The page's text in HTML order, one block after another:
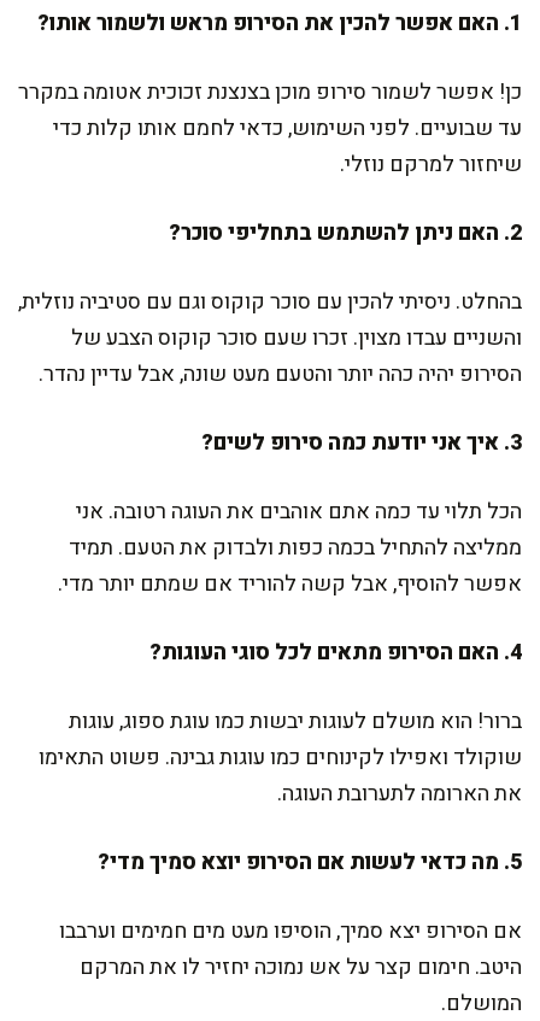
1. האם אפשר להכין את הסירופ מראש ולשמור אותו?
כן! אפשר לשמור סירופ מוכן בצנצנת זכוכית אטומה במקרר
עד שבועיים. לפני השימוש, כדאי לחמם אותו קלות כדי
שיחזור למרקם נוזלי.
2. האם ניתן להשתמש בתחליפי סוכר?
בהחלט. ניסיתי להכין עם סוכר קוקוס וגם עם סטיביה נוזלית,
והשניים עבדו מצוין. זכרו שעם סוכר קוקוס הצבע של
הסירופ יהיה כהה יותר והטעם מעט שונה, אבל עדיין נהדר.
3. איך אני יודעת כמה סירופ לשים?
הכל תלוי עד כמה אתם אוהבים את העוגה רטובה. אני
ממליצה להתחיל בכמה כפות ולבדוק את הטעם. תמיד
אפשר להוסיף, אבל קשה להוריד אם שמתם יותר מדי.
4. האם הסירופ מתאים לכל סוגי העוגות?
ברור! הוא מושלם לעוגות יבשות כמו עוגת ספוג, עוגות
שוקולד ואפילו לקינוחים כמו עוגות גבינה. פשוט התאימו
את הארומה לתערובת העוגה.
5. מה כדאי לעשות אם הסירופ יוצא סמיך מדי?
אם הסירופ יצא סמיך, הוסיפו מעט מים חמימים וערבבו
היטב. חימום קצר על אש נמוכה יחזיר לו את המרקם
המושלם.